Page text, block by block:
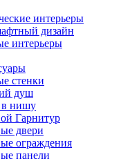
интерьеры
дизайн
интерьеры
стенки
душ
в нишу
Гарнитур
двери
ограждения
панели